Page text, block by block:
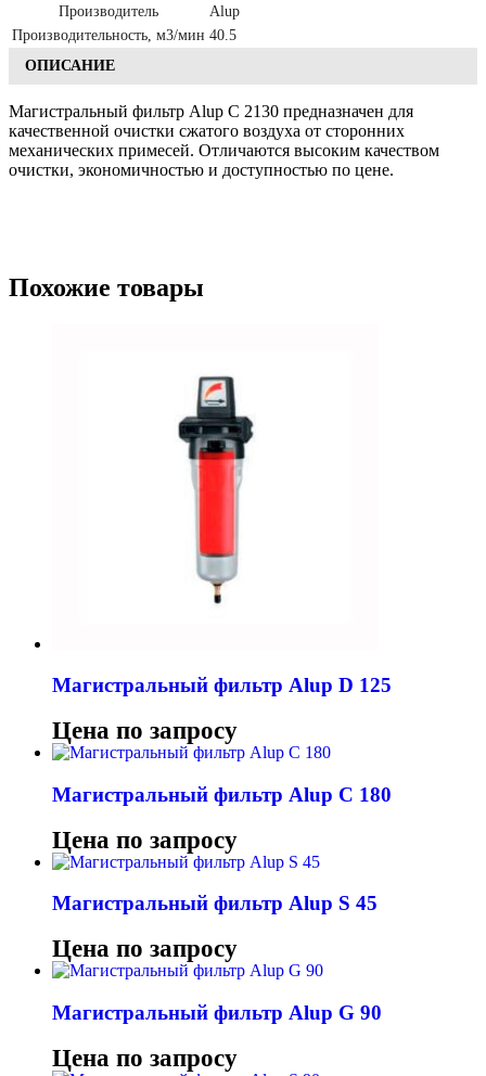
Производитель
Alup
Производительность, м3/мин 40.5
ОПИСАНИЕ
Магистральный фильтр Alup C 2130 предназначен для
качественной очистки сжатого воздуха от сторонних
механических примесей. Отличаются высоким качеством
очистки, экономичностью и доступностью по цене.
Похожие товары
Магистральный фильтр Alup D 125
Цена по запросу
Магистральный фильтр Alup C 180
Цена по запросу
Магистральный фильтр Alup S 45
Цена по запросу
Магистральный фильтр Alup G 90
Цена по запросу